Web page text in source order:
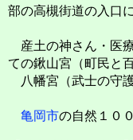
部の高槻街道の入口
産土の神さん・医
ての鍬山宮（町民と
八幡宮（武士の守
亀岡市の自然１０